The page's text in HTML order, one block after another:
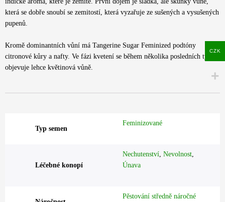
která se dobře snoubí se zemitostí, která vyzařuje ze sušených a vysušených
pupenů.
Kromě dominantních vůní má Tangerine Sugar Feminized podtóny
citronové kůry a nafty. Ve fázi kvetení se během několika posledních týdnů
objevuje lehce květinová vůně.
Typ semen
Feminizované
Léčebné konopí
Nechutenství, Nevolnost,
Únava
Pěstování středně náročné
CZK